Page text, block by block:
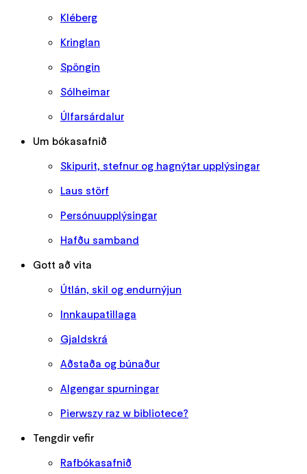
Kléberg
Kringlan
Spöngin
Sólheimar
Úlfarsárdalur
Um bókasafnið
Skipurit, stefnur og hagnýtar upplýsingar
Laus störf
Persónuupplýsingar
Hafðu samband
Gott að vita
Útlán, skil og endurnýjun
Innkaupatillaga
Gjaldskrá
Aðstaða og búnaður
Algengar spurningar
Pierwszy raz w bibliotece?
Tengdir vefir
Rafbókasafnið